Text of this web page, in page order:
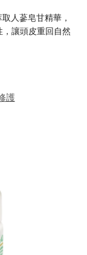
人蔘皂甘精華，
讓頭皮重回自然
護